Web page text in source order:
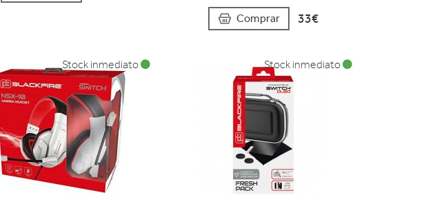
Comprar 33€
Stock inmediato Stock inmediato